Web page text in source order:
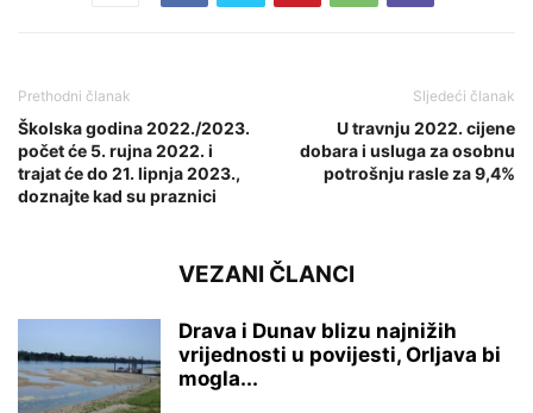
Prethodni članak
Školska godina 2022./2023.
počet će 5. rujna 2022. i
trajat će do 21. lipnja 2023.,
doznajte kad su praznici
Sljedeći članak
U travnju 2022. cijene
dobara i usluga za osobnu
potrošnju rasle za 9,4%
VEZANI ČLANCI
Drava i Dunav blizu najnižih
vrijednosti u povijesti, Orljava bi
mogla...